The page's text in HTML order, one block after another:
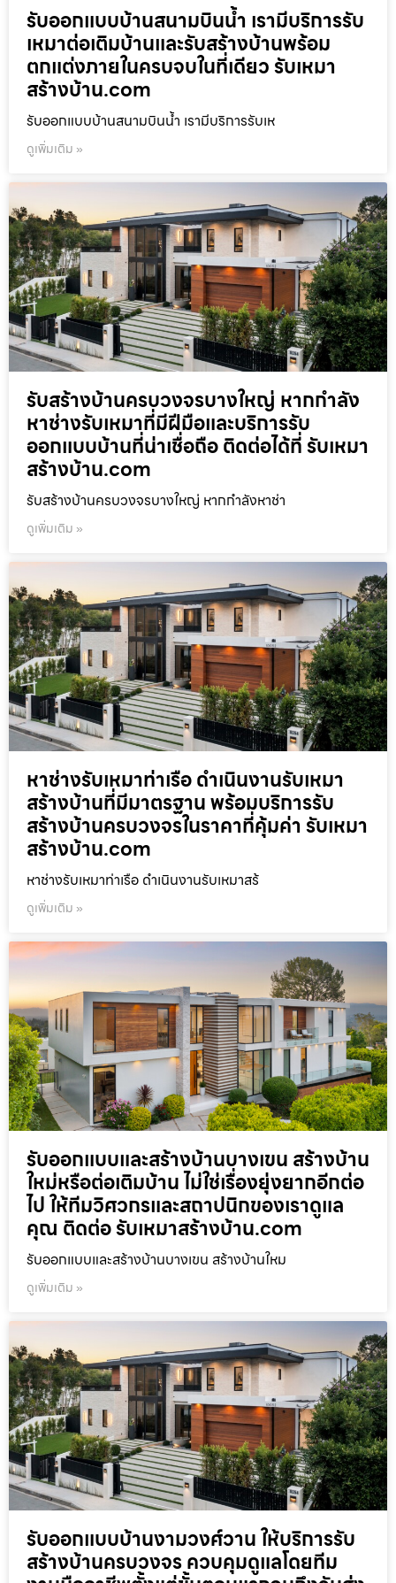
รับออกแบบบ้านสนามบินน้ำ เรามีบริการรับ
เหมาต่อเติมบ้านและรับสร้างบ้านพร้อม
ตกแต่งภายในครบจบในที่เดียว รับเหมา
สร้างบ้าน.com
รับออกแบบบ้านสนามบินน้ำ เรามีบริการรับเห
ดูเพิ่มเติม »
รับสร้างบ้านครบวงจรบางใหญ่ หากกำลัง
หาช่างรับเหมาที่มีฝีมือและบริการรับ
ออกแบบบ้านที่น่าเชื่อถือ ติดต่อได้ที่ รับเหมา
สร้างบ้าน.com
รับสร้างบ้านครบวงจรบางใหญ่ หากกำลังหาช่า
ดูเพิ่มเติม »
หาช่างรับเหมาท่าเรือ ดำเนินงานรับเหมา
สร้างบ้านที่มีมาตรฐาน พร้อมบริการรับ
สร้างบ้านครบวงจรในราคาที่คุ้มค่า รับเหมา
สร้างบ้าน.com
หาช่างรับเหมาท่าเรือ ดำเนินงานรับเหมาสร้
ดูเพิ่มเติม »
รับออกแบบและสร้างบ้านบางเขน สร้างบ้าน
ใหม่หรือต่อเติมบ้าน ไม่ใช่เรื่องยุ่งยากอีกต่อ
ไป ให้ทีมวิศวกรและสถาปนิกของเราดูแล
คุณ ติดต่อ รับเหมาสร้างบ้าน.com
รับออกแบบและสร้างบ้านบางเขน สร้างบ้านใหม
ดูเพิ่มเติม »
รับออกแบบบ้านงามวงศ์วาน ให้บริการรับ
สร้างบ้านครบวงจร ควบคุมดูแลโดยทีม